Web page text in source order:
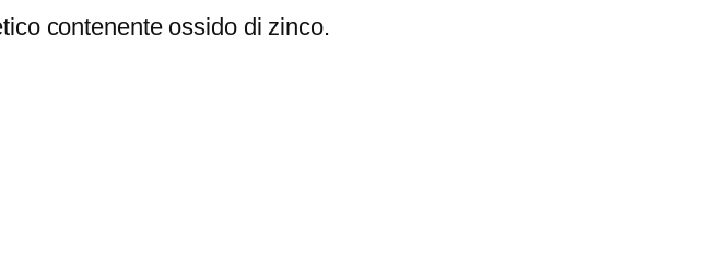
5
contenente ossido di zinco.